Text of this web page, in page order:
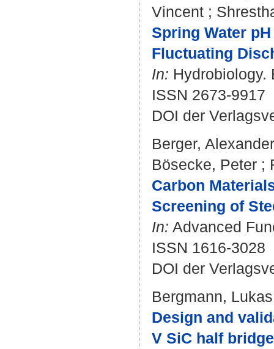
Vincent ;
Spring Water
Fluctuating
In: Hydrobiology.
ISSN 2673-9917
DOI der
Berger, Alexander
Bösecke, Peter ;
Carbon
Screening of
In: Advanced
ISSN 1616-3028
DOI der
Bergmann, Lukas
Design and
V SiC half